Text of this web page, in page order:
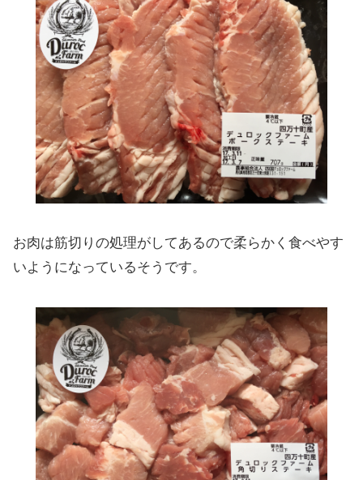
お肉は筋切りの処理がしてあるので柔らかく食べやす
いようになっているそうです。